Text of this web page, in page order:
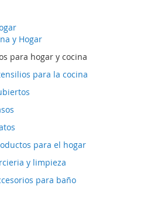
y Hogar
para hogar y cocina
para la cocina
para el hogar
y limpieza
para baño